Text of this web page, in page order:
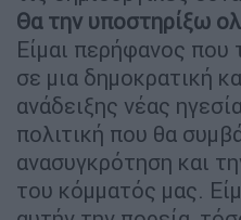
Θα την υποστηρίξω
Είμαι περήφανος που
σε μια δημοκρατική
ανάδειξης νέας
πολιτική που θα
ανασυγκρότηση και
του κόμματός μας.